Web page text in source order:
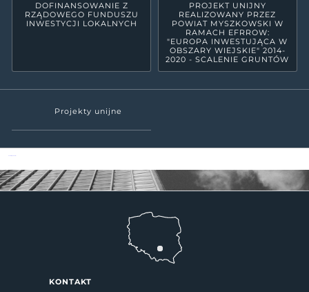
DOFINANSOWANIE Z
RZĄDOWEGO FUNDUSZU
INWESTYCJI LOKALNYCH
PROJEKT UNIJNY
REALIZOWANY PRZEZ
POWIAT MYSZKOWSKI W
RAMACH EFRROW:
"EUROPA INWESTUJĄCA W
OBSZARY WIEJSKIE" 2014-
2020 - SCALENIE GRUNTÓW
Projekty unijne
KONTAKT